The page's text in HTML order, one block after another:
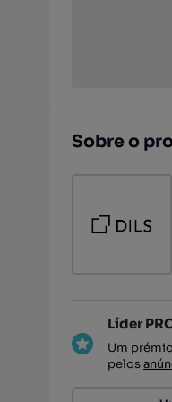
Sobre o
Líder
Um
pelos